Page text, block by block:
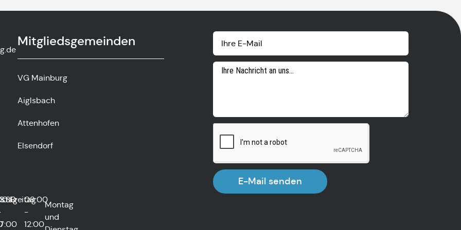
Mitgliedsgemeinden
VG Mainburg
Aiglsbach
Attenhofen
Elsendorf
E-Mail senden
Freitag08:00
-
12:00
Montag
und